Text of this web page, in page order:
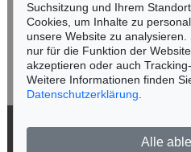
Jetzt zum Newsletter
Suchsitzung und Ihrem
Cookies, um Inhalte zu
unsere Website zu
nur für die Funktion der
akzeptieren oder auch
Weitere Informationen finden
Datenschutzerklärung
Alle